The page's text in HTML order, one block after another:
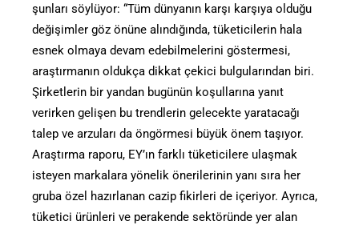
şunları söylüyor: “Tüm dünyanın karşı karşıya olduğu
değişimler göz önüne alındığında, tüketicilerin hala
esnek olmaya devam edebilmelerini göstermesi,
araştırmanın oldukça dikkat çekici bulgularından biri.
Şirketlerin bir yandan bugünün koşullarına yanıt
verirken gelişen bu trendlerin gelecekte yaratacağı
talep ve arzuları da öngörmesi büyük önem taşıyor.
Araştırma raporu, EY’ın farklı tüketicilere ulaşmak
isteyen markalara yönelik önerilerinin yanı sıra her
gruba özel hazırlanan cazip fikirleri de içeriyor. Ayrıca,
tüketici ürünleri ve perakende sektöründe yer alan